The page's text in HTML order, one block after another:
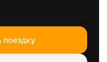
поездку